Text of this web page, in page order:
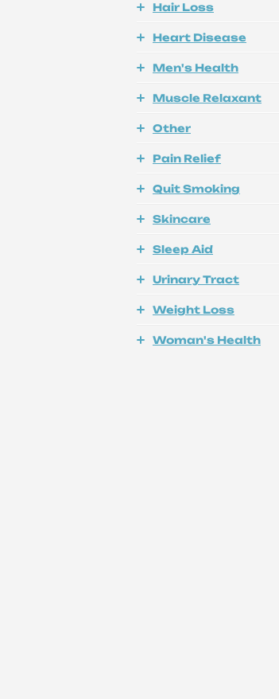
Hair Loss
Heart Disease
Men's Health
Muscle Relaxant
Other
Pain Relief
Quit Smoking
Skincare
Sleep Aid
Urinary Tract
Weight Loss
Woman's Health